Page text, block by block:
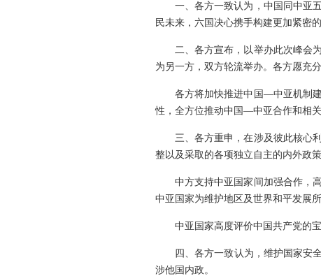
一、各方一致认为，中国同中亚
民未来，六国决心携手构建更加紧密
二、各方宣布，以举办此次峰会
为另一方，双方轮流举办。各方愿充
各方将加快推进中国—中亚机制
性，全方位推动中国—中亚合作和相关
三、各方重申，在涉及彼此核心
整以及采取的各项独立自主的内外政策
中方支持中亚国家间加强合作，
中亚国家为维护地区及世界和平发展所
中亚国家高度评价中国共产党的
四、各方一致认为，维护国家安
涉他国内政。